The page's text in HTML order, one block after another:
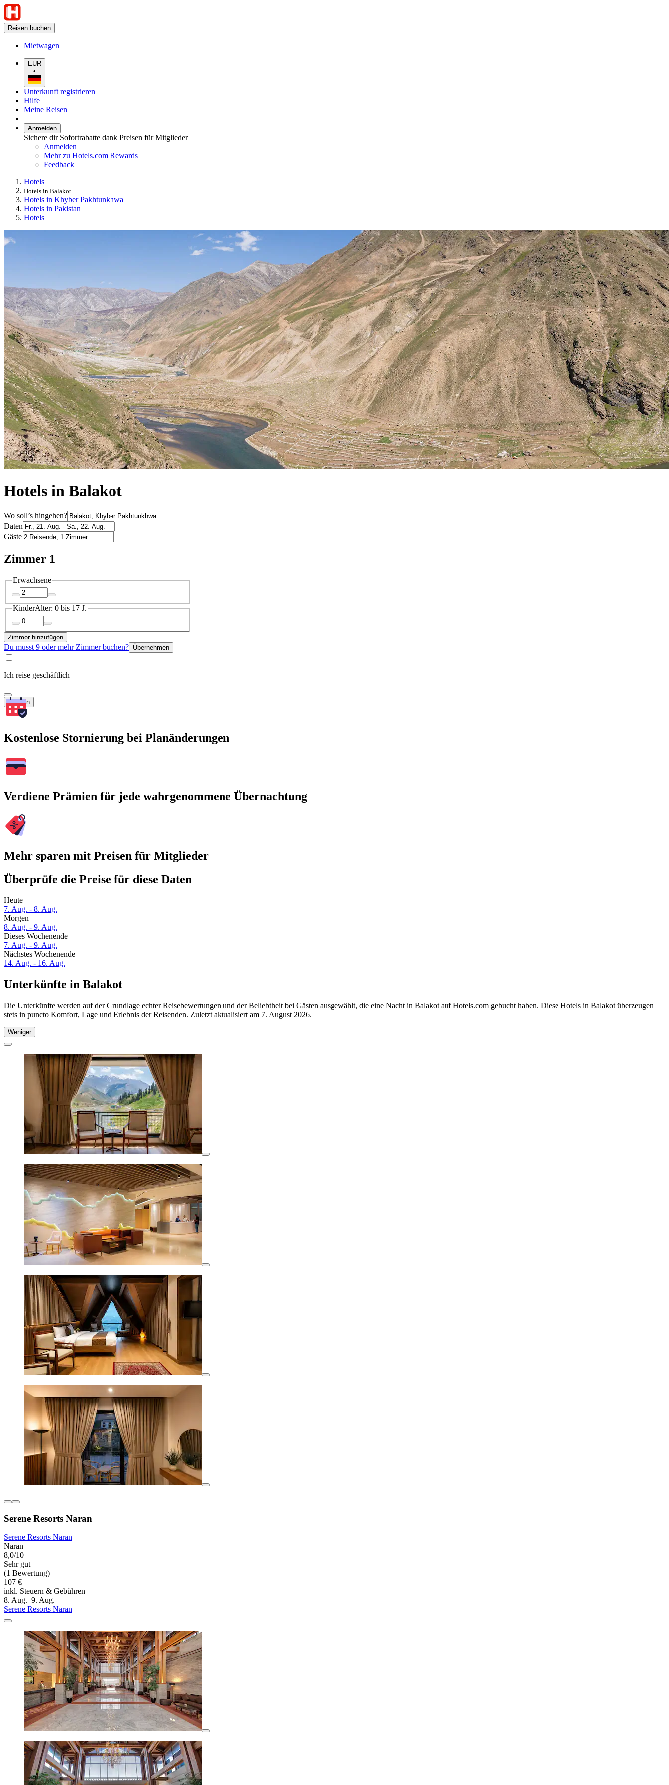
Reisen buchen
Mietwagen
EUR
•
Unterkunft registrieren
Hilfe
Meine Reisen
Anmelden
Sichere dir Sofortrabatte dank Preisen für Mitglieder
Anmelden
Mehr zu Hotels.com Rewards
Feedback
Hotels
Hotels in Balakot
Hotels in Khyber Pakhtunkhwa
Hotels in Pakistan
Hotels
Hotels in Balakot
Wo soll’s hingehen?
Daten
Gäste
Zimmer 1
Erwachsene
KinderAlter: 0 bis 17 J.
Zimmer hinzufügen
Du musst 9 oder mehr Zimmer buchen? Übernehmen
Ich reise geschäftlich
Suchen
Kostenlose Stornierung bei Planänderungen
Verdiene Prämien für jede wahrgenommene Übernachtung
Mehr sparen mit Preisen für Mitglieder
Überprüfe die Preise für diese Daten
Heute
7. Aug. - 8. Aug.
Morgen
8. Aug. - 9. Aug.
Dieses Wochenende
7. Aug. - 9. Aug.
Nächstes Wochenende
14. Aug. - 16. Aug.
Unterkünfte in Balakot
Die Unterkünfte werden auf der Grundlage echter Reisebewertungen und der Beliebtheit bei Gästen ausgewählt, die eine Nacht in Balakot auf Hotels.com gebucht haben. Diese Hotels in Balakot überzeugen
stets in puncto Komfort, Lage und Erlebnis der Reisenden. Zuletzt aktualisiert am 7. August 2026.
Weniger
Serene Resorts Naran
Serene Resorts Naran
Naran
8,0/10
Sehr gut
(1 Bewertung)
107 €
inkl. Steuern & Gebühren
8. Aug.–9. Aug.
Serene Resorts Naran